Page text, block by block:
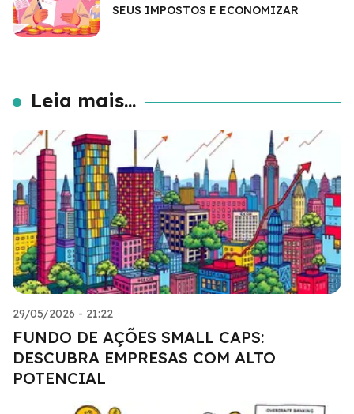
SEUS IMPOSTOS E ECONOMIZAR
Leia mais...
29/05/2026 - 21:22
FUNDO DE AÇÕES SMALL CAPS:
DESCUBRA EMPRESAS COM ALTO
POTENCIAL